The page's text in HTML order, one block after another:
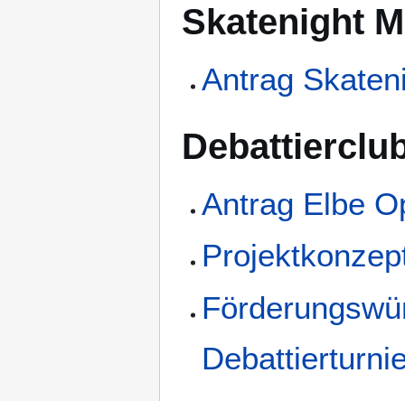
Skatenight
Antrag
Antrag Elbe